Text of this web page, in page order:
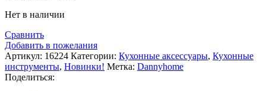
Нет в наличии
Сравнить
Добавить в пожелания
Артикул: 16224 Категории: Кухонные аксессуары, Кухонные
инструменты, Новинки! Метка: Dannyhome
Поделиться: